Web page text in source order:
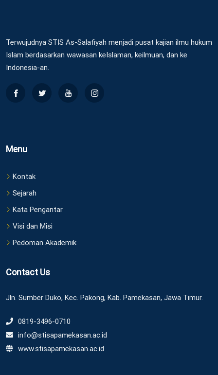
Terwujudnya STIS As-Salafiyah menjadi pusat kajian ilmu hukum
Islam berdasarkan wawasan keIslaman, keilmuan, dan ke
Indonesia-an.
Menu
Kontak
Sejarah
Kata Pengantar
Visi dan Misi
Pedoman Akademik
Contact Us
Jln. Sumber Duko, Kec. Pakong, Kab. Pamekasan, Jawa Timur.
0819-3496-0710
info@stisapamekasan.ac.id
www.stisapamekasan.ac.id